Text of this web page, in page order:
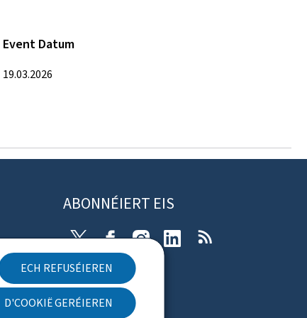
ECH REFUSÉIEREN
D'COOKIË GERÉIEREN
Event Datum
19.03.2026
ABONNÉIERT EIS
X FacebookInstagramLinkedin
Newsletter